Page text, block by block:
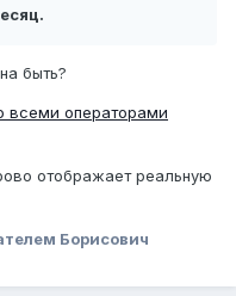
быть?
всеми операторами
отображает реальную
Борисович